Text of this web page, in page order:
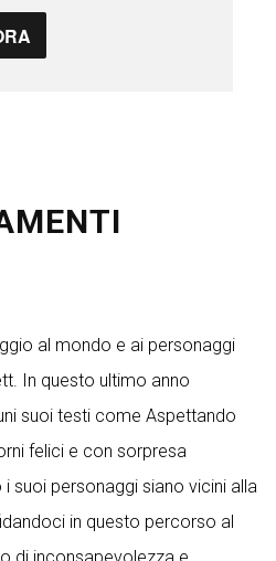
al mondo e ai personaggi
In questo ultimo anno
suoi testi come Aspettando
felici e con sorpresa
suoi personaggi siano vicini alla
in questo percorso al